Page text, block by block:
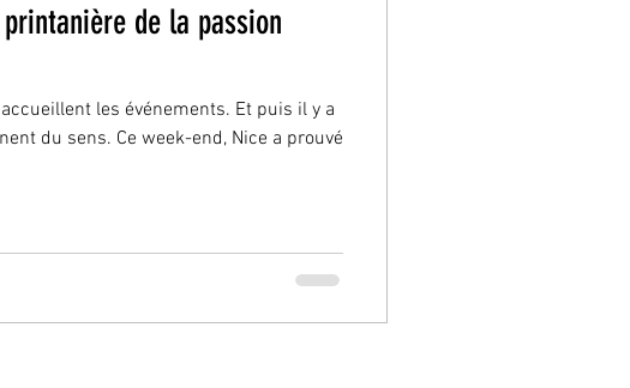
de la passion
les événements. Et puis il y a
du sens. Ce week-end, Nice a prouvé